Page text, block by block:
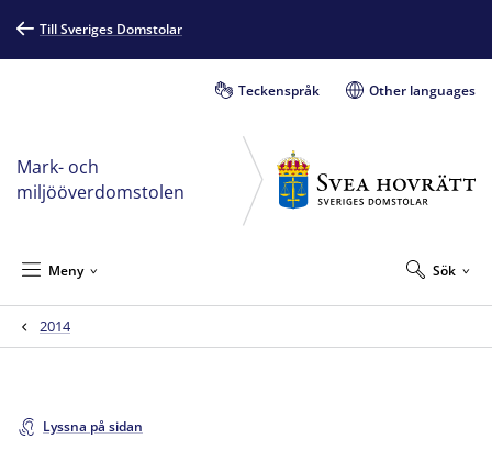
Till Sveriges Domstolar
Teckenspråk Other languages
Mark- och
miljööverdomstolen
Sök
Meny
2014
Lyssna på sidan